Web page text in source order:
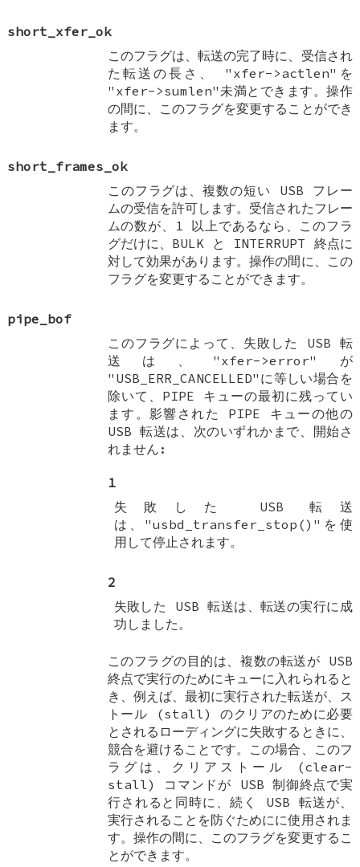
short_xfer_ok
このフラグは、転送の完了時に、受信され
た転送の長さ、 "xfer->actlen"を
"xfer->sumlen"未満とできます。操作
の間に、このフラグを変更することができ
ます。
short_frames_ok
このフラグは、複数の短い USB フレー
ムの受信を許可します。受信されたフレー
ムの数が、1 以上であるなら、このフラ
グだけに、BULK と INTERRUPT 終点に
対して効果があります。操作の間に、この
フラグを変更することができます。
pipe_bof
このフラグによって、失敗した USB 転
送は、"xfer->error"が
"USB_ERR_CANCELLED"に等しい場合を
除いて、PIPE キューの最初に残ってい
ます。影響された PIPE キューの他の
USB 転送は、次のいずれかまで、開始さ
れません:
1
失敗した USB 転送
は、"usbd_transfer_stop()"を使
用して停止されます。
2
失敗した USB 転送は、転送の実行に成
功しました。
このフラグの目的は、複数の転送が USB
終点で実行のためにキューに入れられると
き、例えば、最初に実行された転送が、ス
トール (stall) のクリアのために必要
とされるローディングに失敗するときに、
競合を避けることです。この場合、このフ
ラグは、クリアストール (clear-
stall) コマンドが USB 制御終点で実
行されると同時に、続く USB 転送が、
実行されることを防ぐためにに使用されま
す。操作の間に、このフラグを変更するこ
とができます。